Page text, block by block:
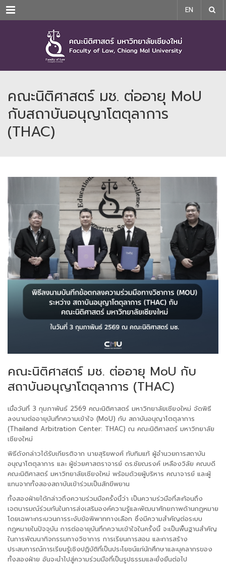
Menu EN
คณะนิติศาสตร์ มช. ต่ออายุ MoU
กับสถาบันอนุญาโตตุลาการ
(THAC)
คณะนิติศาสตร์ มช. ต่ออายุ MoU กับ
สถาบันอนุญาโตตุลาการ (THAC)
เมื่อวันที่ 3 กุมภาพันธ์ 2569 คณะนิติศาสตร์ มหาวิทยาลัยเชียงใหม่ จัดพิธี
ลงนามต่ออายุบันทึกความเข้าใจ (MoU) กับ สถาบันอนุญาโตตุลาการ
(Thailand Arbitration Center: THAC) ณ คณะนิติศาสตร์ มหาวิทยาลัย
เชียงใหม่
พิธีดังกล่าวได้รับเกียรติจาก นายสุริยพงศ์ ทับทิมแท้ ผู้อำนวยการสถาบัน
อนุญาโตตุลาการ และ ผู้ช่วยศาสตราจารย์ ดร.ชัยณรงค์ เหลืองวิลัย คณบดี
คณะนิติศาสตร์ มหาวิทยาลัยเชียงใหม่ พร้อมด้วยผู้บริหาร คณาจารย์ และผู้
แทนจากทั้งสองสถาบันเข้าร่วมเป็นสักขีพยาน
ทั้งสองฝ่ายได้กล่าวถึงความร่วมมือครั้งนี้ว่า เป็นความร่วมือที่สะท้อนถึง
เจตนารมณ์ร่วมกันในการส่งเสริมองค์ความรู้และพัฒนาศักยภาพด้านกฎหมาย
โดยเฉพาะกระบวนการระงับข้อพิพาททางเลือก ซึ่งมีความสำคัญต่อระบบ
กฎหมายในปัจจุบัน การต่ออายุบันทึกความเข้าใจในครั้งนี้ จะเป็นพื้นฐานสำคัญ
ในการพัฒนากิจกรรมทางวิชาการ การเรียนการสอน และการสร้าง
ประสบการณ์การเรียนรู้เชิงปฏิบัติที่เป็นประโยชน์แก่นักศึกษาและบุคลากรของ
ทั้งสองฝ่าย อันจะนำไปสู่ความร่วมมือที่เป็นรูปธรรมและยั่งยืนต่อไป